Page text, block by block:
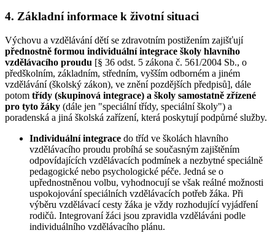
4. Základní informace k životní situaci
Výchovu a vzdělávání dětí se zdravotním postižením zajišťují
přednostně formou individuální integrace školy hlavního
vzdělávacího proudu [§ 36 odst. 5 zákona č. 561/2004 Sb., o
předškolním, základním, středním, vyšším odborném a jiném
vzdělávání (školský zákon), ve znění pozdějších předpisů], dále
potom třídy (skupinová integrace) a školy samostatně zřízené
pro tyto žáky (dále jen "speciální třídy, speciální školy") a
poradenská a jiná školská zařízení, která poskytují podpůrné služby.
Individuální integrace do tříd ve školách hlavního
vzdělávacího proudu probíhá se současným zajištěním
odpovídajících vzdělávacích podmínek a nezbytné speciálně
pedagogické nebo psychologické péče. Jedná se o
upřednostněnou volbu, vyhodnocují se však reálné možnosti
uspokojování speciálních vzdělávacích potřeb žáka. Při
výběru vzdělávací cesty žáka je vždy rozhodující vyjádření
rodičů. Integrovaní žáci jsou zpravidla vzděláváni podle
individuálního vzdělávacího plánu.